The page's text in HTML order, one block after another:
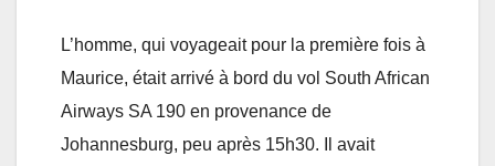
L’homme, qui voyageait pour la première fois à
Maurice, était arrivé à bord du vol South African
Airways SA 190 en provenance de
Johannesburg, peu après 15h30. Il avait